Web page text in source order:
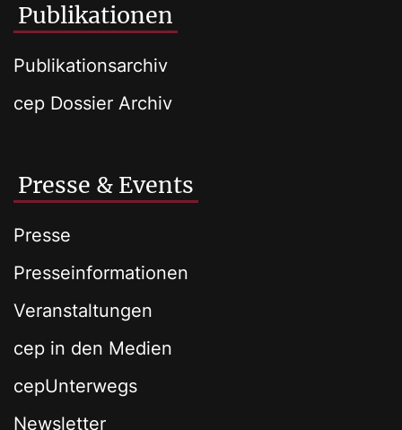
Publikationen
Publikationsarchiv
cep Dossier Archiv
Presse & Events
Presse
Presseinformationen
Veranstaltungen
cep in den Medien
cepUnterwegs
Newsletter